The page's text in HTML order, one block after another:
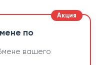
по
вашего